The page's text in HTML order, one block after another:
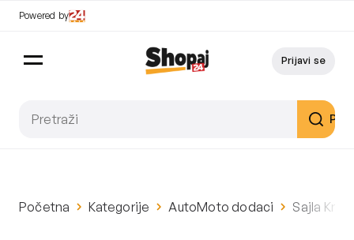
Powered by
Prijavi se
Početna Kategorije AutoMoto dodaci Sajla